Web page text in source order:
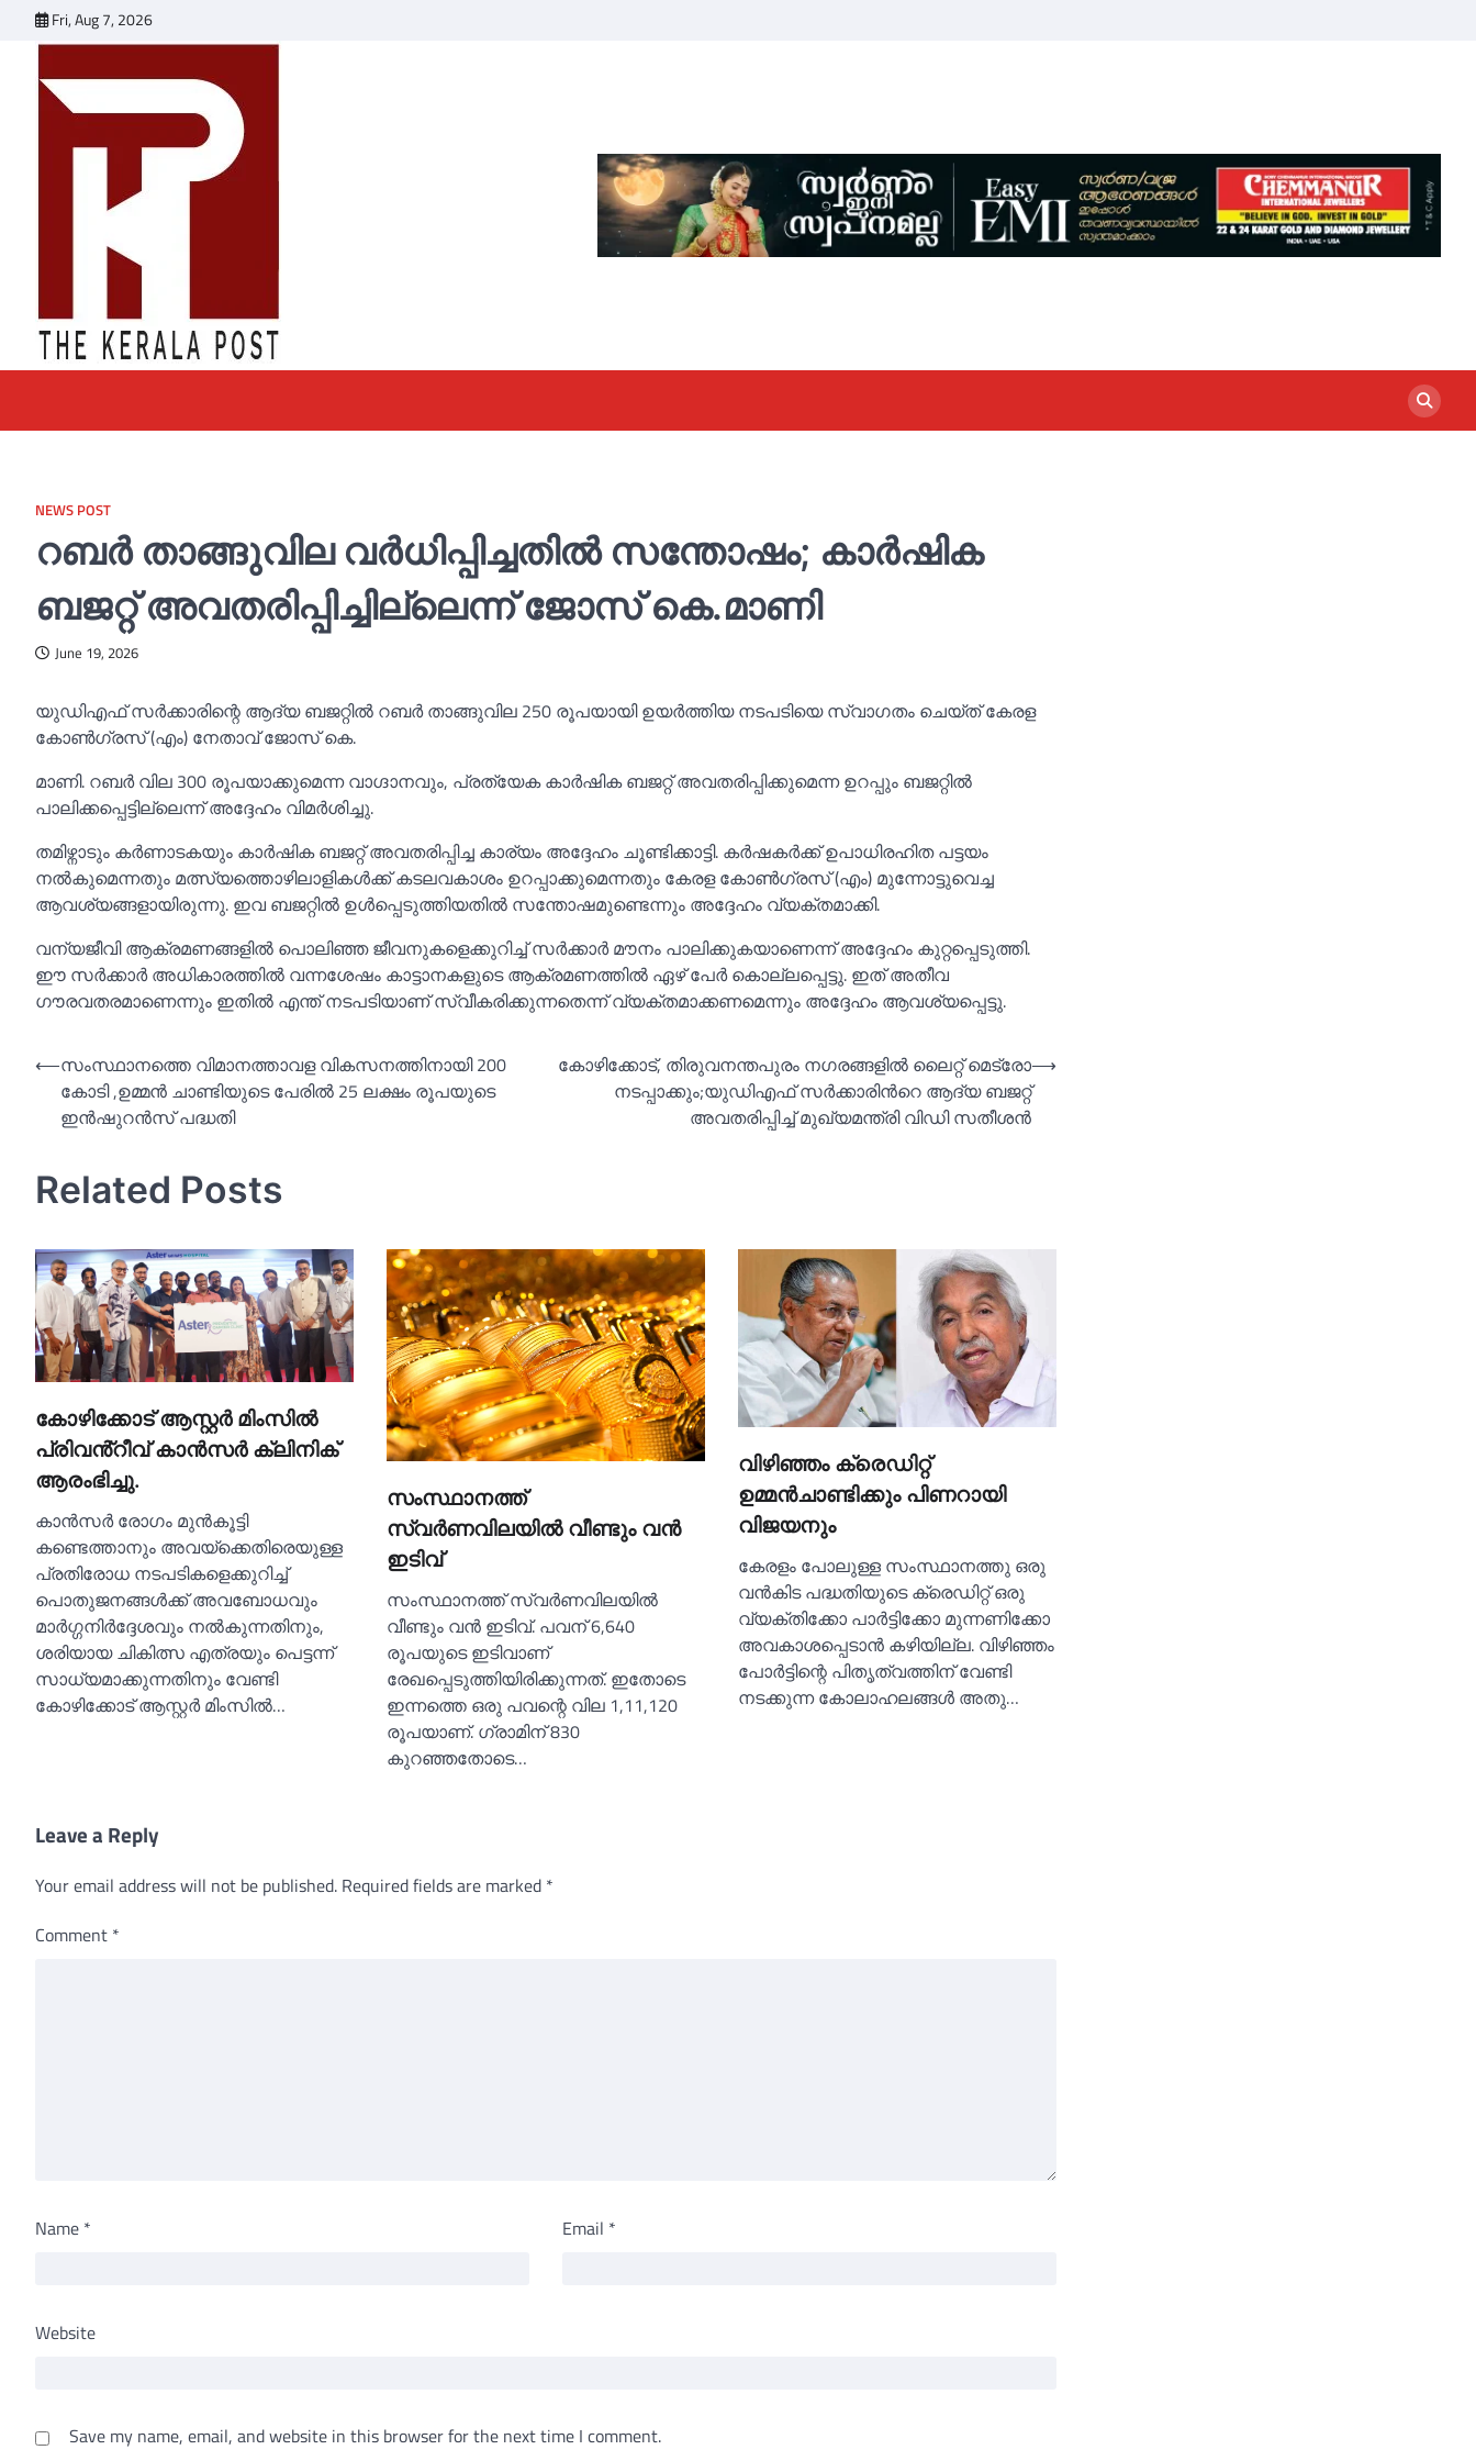
Fri, Aug 7, 2026
NEWS POST
റബര്‍ താങ്ങുവില വര്‍ധിപ്പിച്ചതില്‍ സന്തോഷം; കാര്‍ഷിക
ബജറ്റ് അവതരിപ്പിച്ചില്ലെന്ന് ജോസ് കെ.മാണി
June 19, 2026
യുഡിഎഫ് സർക്കാരിന്റെ ആദ്യ ബജറ്റില്‍ റബർ താങ്ങുവില 250 രൂപയായി ഉയർത്തിയ നടപടിയെ സ്വാഗതം ചെയ്ത് കേരള
കോണ്‍ഗ്രസ് (എം) നേതാവ് ജോസ് കെ.
മാണി. റബർ വില 300 രൂപയാക്കുമെന്ന വാഗ്ദാനവും, പ്രത്യേക കാർഷിക ബജറ്റ് അവതരിപ്പിക്കുമെന്ന ഉറപ്പും ബജറ്റില്‍
പാലിക്കപ്പെട്ടില്ലെന്ന് അദ്ദേഹം വിമർശിച്ചു.
തമിഴ്നാടും കർണാടകയും കാർഷിക ബജറ്റ് അവതരിപ്പിച്ച കാര്യം അദ്ദേഹം ചൂണ്ടിക്കാട്ടി. കർഷകർക്ക് ഉപാധിരഹിത പട്ടയം
നല്‍കുമെന്നതും മത്സ്യത്തൊഴിലാളികള്‍ക്ക് കടലവകാശം ഉറപ്പാക്കുമെന്നതും കേരള കോണ്‍ഗ്രസ് (എം) മുന്നോട്ടുവെച്ച
ആവശ്യങ്ങളായിരുന്നു. ഇവ ബജറ്റില്‍ ഉള്‍പ്പെടുത്തിയതില്‍ സന്തോഷമുണ്ടെന്നും അദ്ദേഹം വ്യക്തമാക്കി.
വന്യജീവി ആക്രമണങ്ങളില്‍ പൊലിഞ്ഞ ജീവനുകളെക്കുറിച്ച്‌ സർക്കാർ മൗനം പാലിക്കുകയാണെന്ന് അദ്ദേഹം കുറ്റപ്പെടുത്തി.
ഈ സർക്കാർ അധികാരത്തില്‍ വന്നശേഷം കാട്ടാനകളുടെ ആക്രമണത്തില്‍ ഏഴ് പേർ കൊല്ലപ്പെട്ടു. ഇത് അതീവ
ഗൗരവതരമാണെന്നും ഇതില്‍ എന്ത് നടപടിയാണ് സ്വീകരിക്കുന്നതെന്ന് വ്യക്തമാക്കണമെന്നും അദ്ദേഹം ആവശ്യപ്പെട്ടു.
Post
navigation
⟵സംസ്ഥാനത്തെ വിമാനത്താവള വികസനത്തിനായി 200
കോടി ,ഉമ്മൻ ചാണ്ടിയുടെ പേരില്‍ 25 ലക്ഷം രൂപയുടെ
ഇൻഷുറൻസ് പദ്ധതി
കോഴിക്കോട്, തിരുവനന്തപുരം നഗരങ്ങളില്‍ ലൈറ്റ് മെട്രോ
നടപ്പാക്കും;യുഡിഎഫ് സര്‍ക്കാരിൻറെ ആദ്യ ബജറ്റ്
അവതരിപ്പിച്ച്‌ മുഖ്യമന്ത്രി വിഡി സതീശൻ
⟶
Related Posts
കോഴിക്കോട് ആസ്റ്റർ മിംസിൽ
പ്രിവൻ്റീവ് കാൻസർ ക്ലിനിക്
ആരംഭിച്ചു.
കാൻസർ രോഗം മുൻകൂട്ടി
കണ്ടെത്താനും അവയ്ക്കെ‌തിരെയുള്ള
പ്രതിരോധ നടപടികളെക്കുറിച്ച്
പൊതുജനങ്ങൾക്ക് അവബോധവും
മാർഗ്ഗനിർദ്ദേശവും നൽകുന്നതിനും,
ശരിയായ ചികിത്സ എത്രയും പെട്ടന്ന്
സാധ്യമാക്കുന്നതിനും വേണ്ടി
കോഴിക്കോട് ആസ്റ്റർ മിംസിൽ…
സംസ്ഥാനത്ത്
സ്വര്‍ണവിലയില്‍ വീണ്ടും വൻ
ഇടിവ്
സംസ്ഥാനത്ത് സ്വർണവിലയില്‍
വീണ്ടും വൻ ഇടിവ്. പവന് 6,640
രൂപയുടെ ഇടിവാണ്
രേഖപ്പെടുത്തിയിരിക്കുന്നത്. ഇതോടെ
ഇന്നത്തെ ഒരു പവന്റെ വില 1,11,120
രൂപയാണ്. ഗ്രാമിന് 830
കുറഞ്ഞതോടെ…
വിഴിഞ്ഞം ക്രെഡിറ്റ്‌
ഉമ്മൻ‌ചാണ്ടിക്കും പിണറായി
വിജയനും
കേരളം പോലുള്ള സംസ്ഥാനത്തു ഒരു
വൻകിട പദ്ധതിയുടെ ക്രെഡിറ്റ് ഒരു
വ്യക്തിക്കോ പാർട്ടിക്കോ മുന്നണിക്കോ
അവകാശപ്പെടാൻ കഴിയില്ല. വിഴിഞ്ഞം
പോർട്ടിന്റെ പിതൃത്വത്തിന് വേണ്ടി
നടക്കുന്ന കോലാഹലങ്ങൾ അതു…
Leave a Reply
Your email address will not be published. Required fields are marked *
Comment *
Name * Email *
Website
Save my name, email, and website in this browser for the next time I comment.